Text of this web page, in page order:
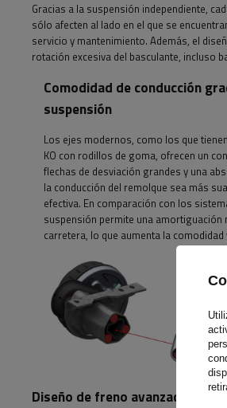
Gracias a la suspensión independiente,
sólo afecten al lado en el que se
servicio y mantenimiento. Además, el
rotación excesiva del basculante, incluso
Comodidad de conducción
suspensión
Los ejes modernos, como los que
KO con rodillos de goma, ofrecen un
flechas de desviación grandes y una
la conducción del remolque sea más
efectiva. En comparación con los
suspensión permite una
carretera, lo que aumenta la
Diseño de freno avanzado y